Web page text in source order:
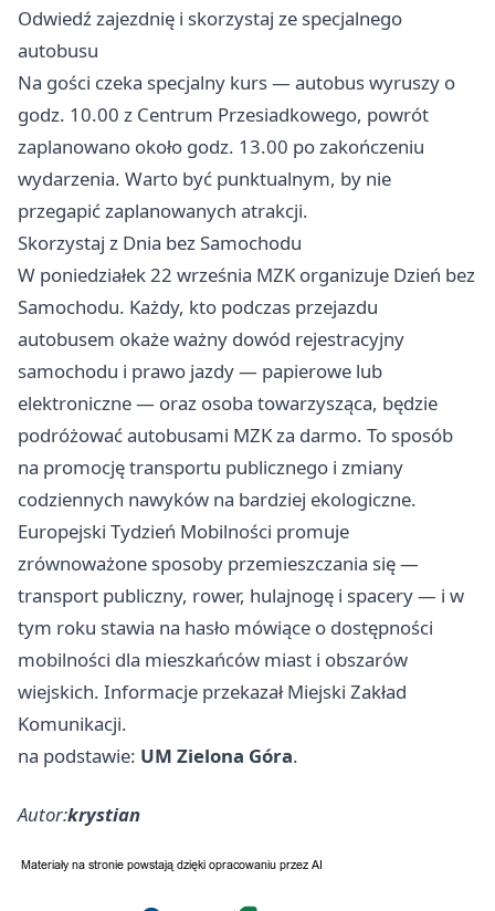
Odwiedź zajezdnię i skorzystaj ze specjalnego
autobusu
Na gości czeka specjalny kurs — autobus wyruszy o
godz. 10.00 z Centrum Przesiadkowego, powrót
zaplanowano około godz. 13.00 po zakończeniu
wydarzenia. Warto być punktualnym, by nie
przegapić zaplanowanych atrakcji.
Skorzystaj z Dnia bez Samochodu
W poniedziałek 22 września MZK organizuje Dzień bez
Samochodu. Każdy, kto podczas przejazdu
autobusem okaże ważny dowód rejestracyjny
samochodu i prawo jazdy — papierowe lub
elektroniczne — oraz osoba towarzysząca, będzie
podróżować autobusami MZK za darmo. To sposób
na promocję transportu publicznego i zmiany
codziennych nawyków na bardziej ekologiczne.
Europejski Tydzień Mobilności promuje
zrównoważone sposoby przemieszczania się —
transport publiczny, rower, hulajnogę i spacery — i w
tym roku stawia na hasło mówiące o dostępności
mobilności dla mieszkańców miast i obszarów
wiejskich. Informacje przekazał Miejski Zakład
Komunikacji.
na podstawie: UM Zielona Góra.
Autor:krystian